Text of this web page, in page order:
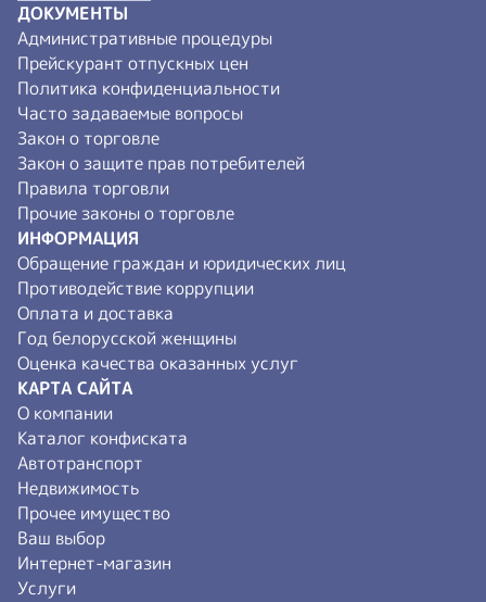
ДОКУМЕНТЫ
Административные процедуры
Прейскурант отпускных цен
Политика конфиденциальности
Часто задаваемые вопросы
Закон о торговле
Закон о защите прав потребителей
Правила торговли
Прочие законы о торговле
ИНФОРМАЦИЯ
Обращение граждан и юридических лиц
Противодействие коррупции
Оплата и доставка
Год белорусской женщины
Оценка качества оказанных услуг
КАРТА САЙТА
О компании
Каталог конфиската
Автотранспорт
Недвижимость
Прочее имущество
Ваш выбор
Интернет-магазин
Услуги